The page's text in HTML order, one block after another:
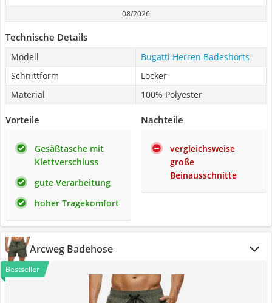
08/2026
Technische Details
Modell
Bugatti Herren Badeshorts
Schnittform
Locker
Material
100% Polyester
Vorteile
Gesäßtasche mit
Klettverschluss
gute Verarbeitung
hoher Tragekomfort
Nachteile
vergleichsweise
große
Beinausschnitte
Arcweg Badehose
Bestseller